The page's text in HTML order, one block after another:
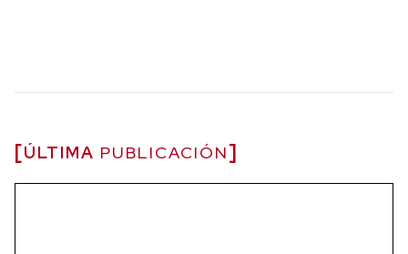
ÚLTIMA PUBLICACIÓN